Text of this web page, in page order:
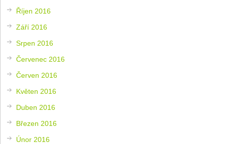
Říjen 2016
Září 2016
Srpen 2016
Červenec 2016
Červen 2016
Květen 2016
Duben 2016
Březen 2016
Únor 2016